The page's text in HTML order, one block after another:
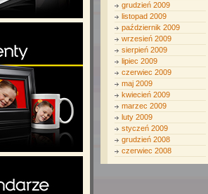
grudzień 2009
listopad 2009
październik 2009
wrzesień 2009
sierpień 2009
lipiec 2009
czerwiec 2009
maj 2009
kwiecień 2009
marzec 2009
luty 2009
styczeń 2009
grudzień 2008
czerwiec 2008